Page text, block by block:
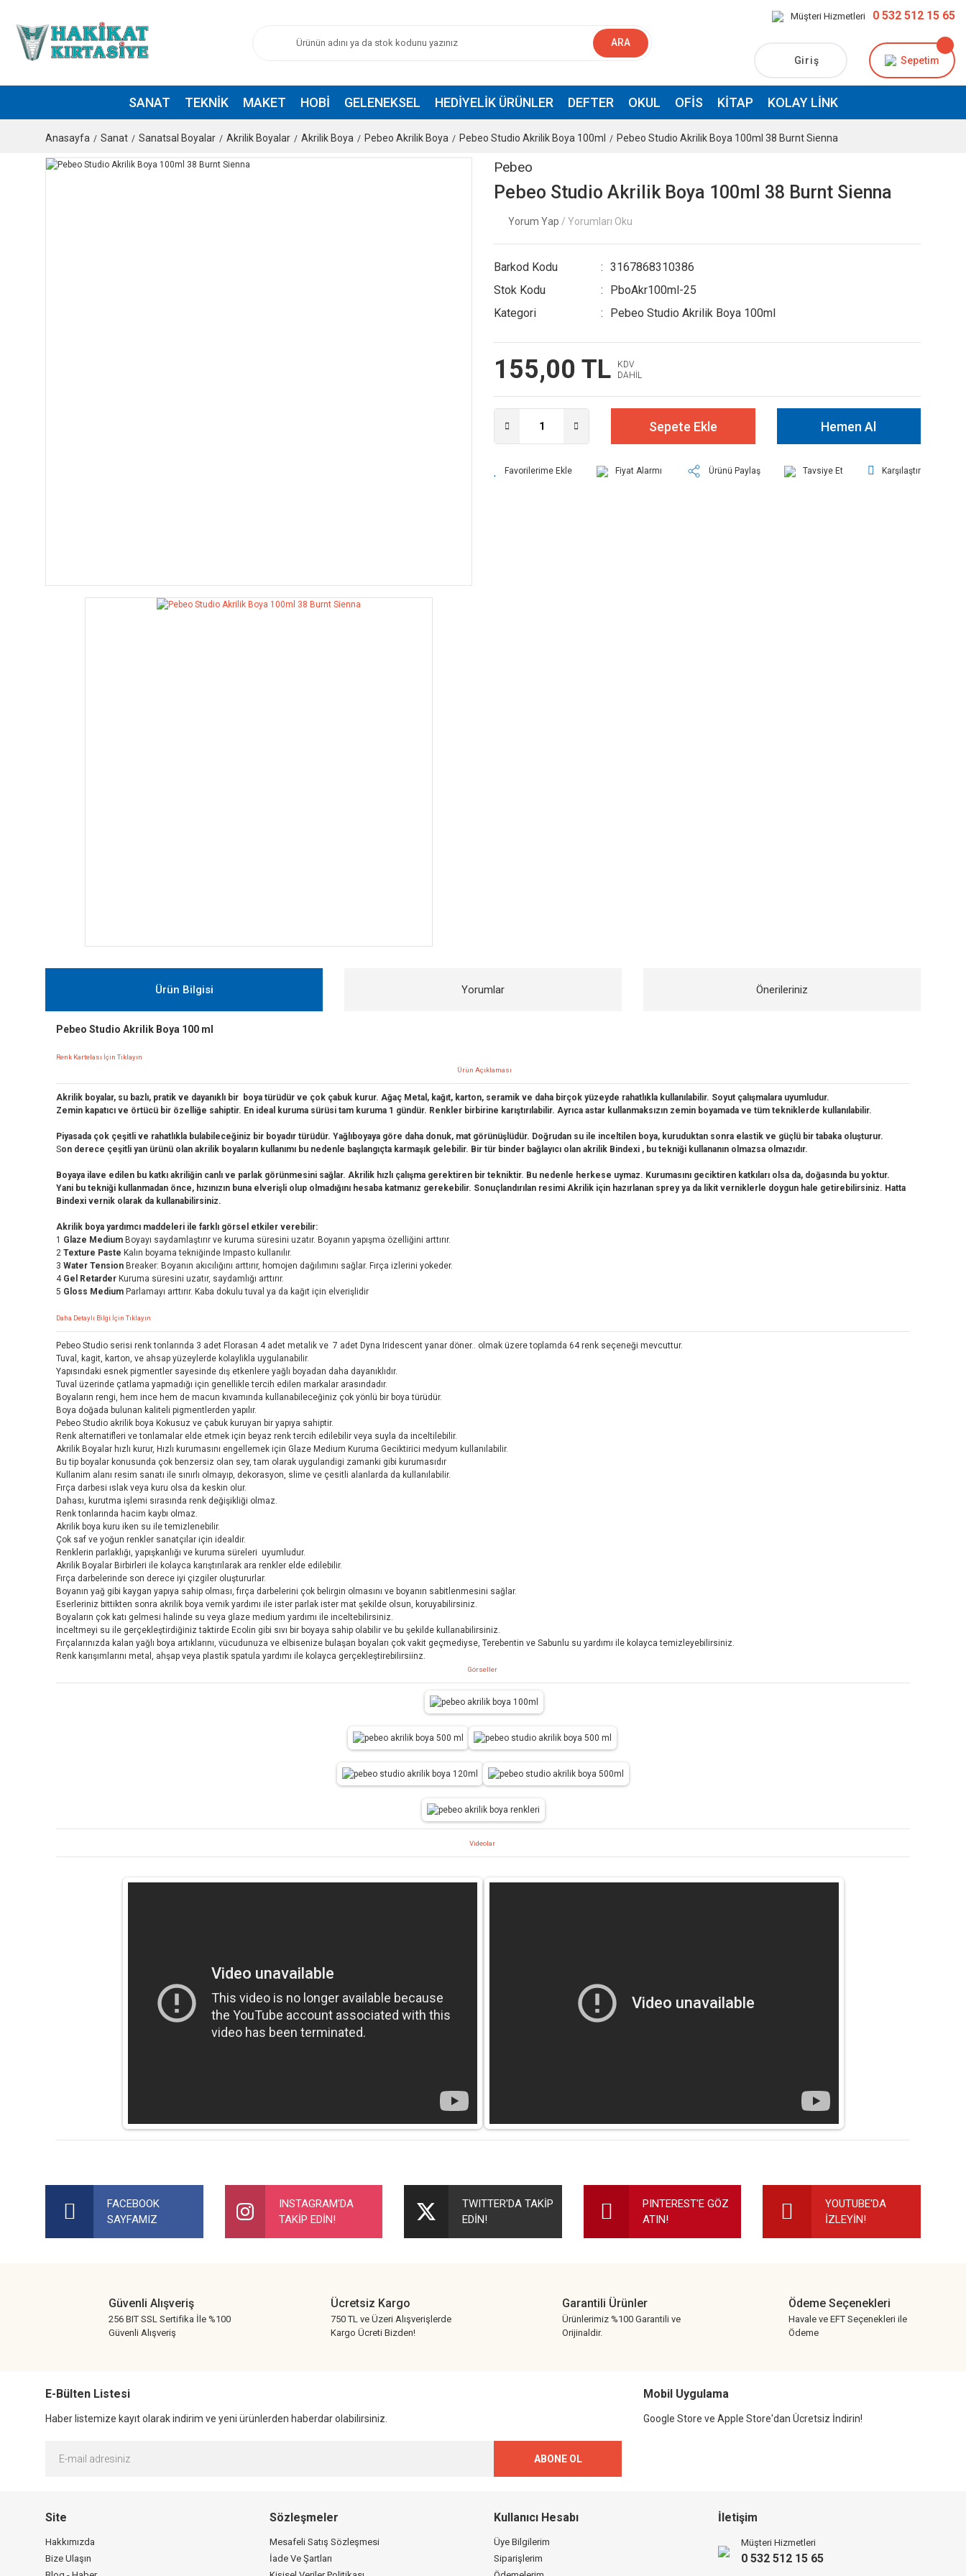
ARA
Müşteri Hizmetleri 0 532 512 15 65
Giriş Sepetim
SANAT TEKNIK MAKET HOBI GELENEKSEL HEDIYELIK ÜRÜNLER DEFTER OKUL OFIS KITAP KOLAY LINK
Anasayfa Sanat Sanatsal Boyalar Akrilik Boyalar Akrilik Boya Pebeo Akrilik Boya Pebeo Studio Akrilik Boya 100ml Pebeo Studio Akrilik Boya 100ml 38 Burnt Sienna
Pebeo
Pebeo Studio Akrilik Boya 100ml 38 Burnt Sienna
Yorum Yap / Yorumları Oku
Barkod Kodu
3167868310386
Stok Kodu
PboAkr100ml-25
Kategori
Pebeo Studio Akrilik Boya 100ml
155,00 TL
KDV
DAHİL
Sepete Ekle Hemen Al
Fiyat Alarmı Ürünü Paylaş Tavsiye Et Karşılaştır
Ürün Bilgisi Yorumlar Önerileriniz
Pebeo Studio Akrilik Boya 100 ml
Renk Kartelası İçin Tıklayın
Ürün Açıklaması
Akrilik boyalar, su bazlı, pratik ve dayanıklı bir boya türüdür ve çok çabuk kurur. Ağaç Metal, kağıt, karton, seramik ve daha birçok yüzeyde rahatlıkla kullanılabilir. Soyut çalışmalara uyumludur.
Zemin kapatıcı ve örtücü bir özelliğe sahiptir. En ideal kuruma sürüsi tam kuruma 1 gündür. Renkler birbirine karıştırılabilir. Ayrıca astar kullanmaksızın zemin boyamada ve tüm tekniklerde kullanılabilir.
Piyasada çok çeşitli ve rahatlıkla bulabileceğiniz bir boyadır türüdür. Yağlıboyaya göre daha donuk, mat görünüşlüdür. Doğrudan su ile inceltilen boya, kuruduktan sonra elastik ve güçlü bir tabaka oluşturur.
Son derece çeşitli yan ürünü olan akrilik boyaların kullanımı bu nedenle başlangıçta karmaşık gelebilir. Bir tür binder bağlayıcı olan akrilik Bindexi , bu tekniği kullananın olmazsa olmazıdır.
Boyaya ilave edilen bu katkı akriliğin canlı ve parlak görünmesini sağlar. Akrilik hızlı çalışma gerektiren bir tekniktir. Bu nedenle herkese uymaz. Kurumasını geciktiren katkıları olsa da, doğasında bu yoktur.
Yani bu tekniği kullanmadan önce, hızınızın buna elverişli olup olmadığını hesaba katmanız gerekebilir. Sonuçlandırılan resimi Akrilik için hazırlanan sprey ya da likit verniklerle doygun hale getirebilirsiniz. Hatta
Bindexi vernik olarak da kullanabilirsiniz.
Akrilik boya yardımcı maddeleri ile farklı görsel etkiler verebilir:
1 Glaze Medium Boyayı saydamlaştırır ve kuruma süresini uzatır. Boyanın yapışma özelliğini arttırır.
2 Texture Paste Kalın boyama tekniğinde Impasto kullanılır.
3 Water Tension Breaker: Boyanın akıcılığını arttırır, homojen dağılımını sağlar. Fırça izlerini yokeder.
4 Gel Retarder Kuruma süresini uzatır, saydamlığı arttırır.
5 Gloss Medium Parlamayı arttırır. Kaba dokulu tuval ya da kağıt için elverişlidir
Daha Detaylı Bilgi İçin Tıklayın
Pebeo Studio serisi renk tonlarında 3 adet Florasan 4 adet metalik ve 7 adet Dyna Iridescent yanar döner.. olmak üzere toplamda 64 renk seçeneği mevcuttur.
Tuval, kagit, karton, ve ahsap yüzeylerde kolaylikla uygulanabilir.
Yapısındaki esnek pigmentler sayesinde dış etkenlere yağlı boyadan daha dayanıklıdır.
Tuval üzerinde çatlama yapmadığı için genellikle tercih edilen markalar arasındadır.
Boyaların rengi, hem ince hem de macun kıvamında kullanabileceğiniz çok yönlü bir boya türüdür.
Boya doğada bulunan kaliteli pigmentlerden yapılır.
Pebeo Studio akrilik boya Kokusuz ve çabuk kuruyan bir yapıya sahiptir.
Renk alternatifleri ve tonlamalar elde etmek için beyaz renk tercih edilebilir veya suyla da inceltilebilir.
Akrilik Boyalar hızlı kurur, Hızlı kurumasını engellemek için Glaze Medium Kuruma Geciktirici medyum kullanılabilir.
Bu tip boyalar konusunda çok benzersiz olan sey, tam olarak uygulandigi zamanki gibi kurumasıdır
Kullanim alanı resim sanatı ile sınırlı olmayıp, dekorasyon, slime ve çesitli alanlarda da kullanılabilir.
Fırça darbesi ıslak veya kuru olsa da keskin olur.
Dahası, kurutma işlemi sırasında renk değişikliği olmaz.
Renk tonlarında hacim kaybı olmaz.
Akrilik boya kuru iken su ile temizlenebilir.
Çok saf ve yoğun renkler sanatçılar için idealdir.
Renklerin parlaklığı, yapışkanlığı ve kuruma süreleri uyumludur.
Akrilik Boyalar Birbirleri ile kolayca karıştırılarak ara renkler elde edilebilir.
Fırça darbelerinde son derece iyi çizgiler oluştururlar.
Boyanın yağ gibi kaygan yapıya sahip olması, fırça darbelerini çok belirgin olmasını ve boyanın sabitlenmesini sağlar.
Eserleriniz bittikten sonra akrilik boya vernik yardımı ile ister parlak ister mat şekilde olsun, koruyabilirsiniz.
Boyaların çok katı gelmesi halinde su veya glaze medium yardımı ile inceltebilirsiniz.
İnceltmeyi su ile gerçekleştirdiğiniz taktirde Ecolin gibi sıvı bir boyaya sahip olabilir ve bu şekilde kullanabilirsiniz.
Fırçalarınızda kalan yağlı boya artıklarını, vücudunuza ve elbisenize bulaşan boyaları çok vakit geçmediyse, Terebentin ve Sabunlu su yardımı ile kolayca temizleyebilirsiniz.
Renk karışımlarını metal, ahşap veya plastik spatula yardımı ile kolayca gerçekleştirebilirsiinz.
Görseller
Videolar
Bu ürüne ilk yorumu siz yapın!
Bu ürüne benzer farklı alternatifler olmalı.
FACEBOOK
SAYFAMIZ
INSTAGRAM'DA
TAKİP EDİN!
TWITTER'DA TAKİP
EDİN!
PINTEREST'E GÖZ
ATIN!
YOUTUBE'DA
İZLEYİN!
Güvenli Alışveriş
256 BIT SSL Sertifika İle %100
Güvenli Alışveriş
Ücretsiz Kargo
750 TL ve Üzeri Alışverişlerde
Kargo Ücreti Bizden!
Garantili Ürünler
Ürünlerimiz %100 Garantili ve
Orijinaldir.
Ödeme Seçenekleri
Havale ve EFT Seçenekleri ile
Ödeme
E-Bülten Listesi
Haber listemize kayıt olarak indirim ve yeni ürünlerden haberdar olabilirsiniz.
ABONE OL
Mobil Uygulama
Google Store ve Apple Store'dan Ücretsiz İndirin!
Site
Hakkımızda
Bize Ulaşın
Sözleşmeler
Mesafeli Satış Sözleşmesi
İade Ve Şartları
Kullanıcı Hesabı
Üye Bilgilerim
Siparişlerim
İletişim
Müşteri Hizmetleri
0 532 512 15 65